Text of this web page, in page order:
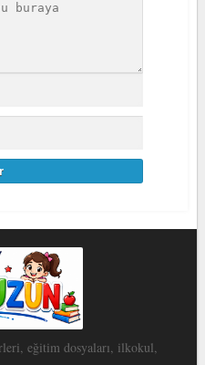
eğitim dosyaları, ilkokul,